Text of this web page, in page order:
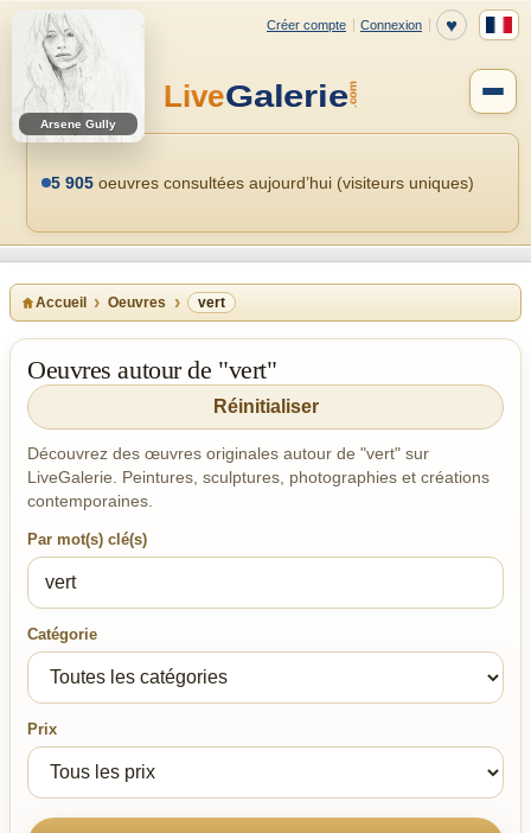
Arsene Gully
5 905 oeuvres consultées aujourd’hui (visiteurs uniques)
Accueil Oeuvres vert
Oeuvres autour de "vert"
Réinitialiser
Découvrez des œuvres originales autour de "vert" sur
LiveGalerie. Peintures, sculptures, photographies et créations
contemporaines.
Par mot(s) clé(s)
Catégorie
Prix